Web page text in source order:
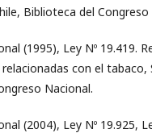
Biblioteca del Congreso
(1995), Ley Nº 19.419.
con el tabaco,
Nacional.
(2004), Ley Nº 19.925,